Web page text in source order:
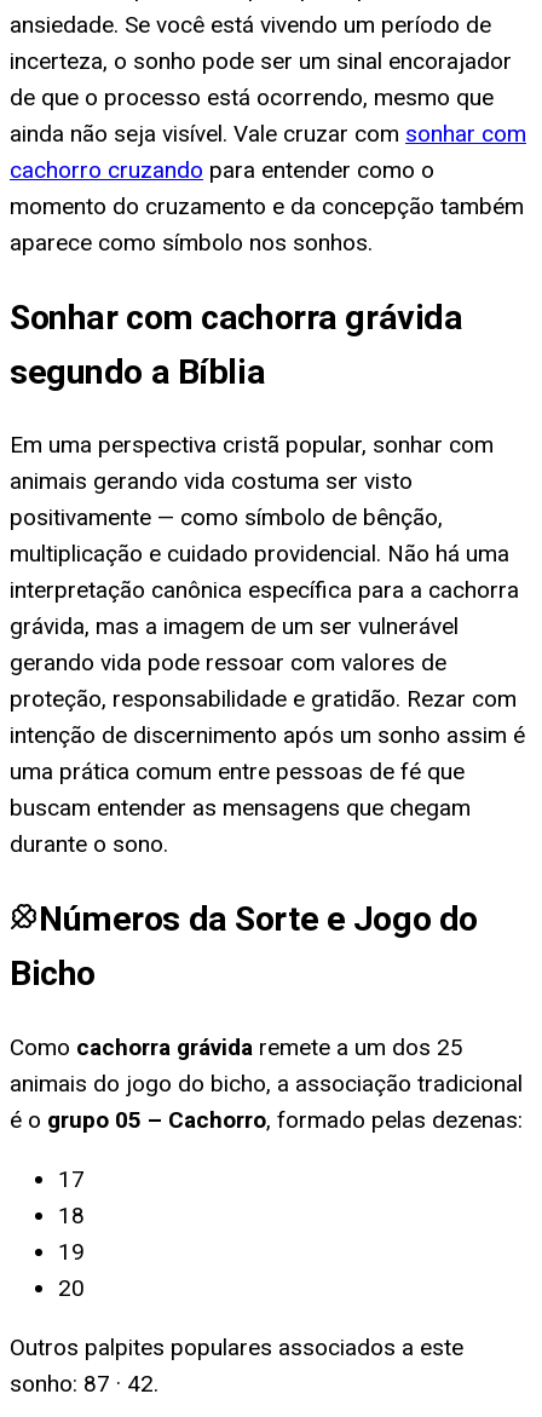
ansiedade. Se você está vivendo um período de
incerteza, o sonho pode ser um sinal encorajador
de que o processo está ocorrendo, mesmo que
ainda não seja visível. Vale cruzar com sonhar com
cachorro cruzando para entender como o
momento do cruzamento e da concepção também
aparece como símbolo nos sonhos.
Sonhar com cachorra grávida
segundo a Bíblia
Em uma perspectiva cristã popular, sonhar com
animais gerando vida costuma ser visto
positivamente — como símbolo de bênção,
multiplicação e cuidado providencial. Não há uma
interpretação canônica específica para a cachorra
grávida, mas a imagem de um ser vulnerável
gerando vida pode ressoar com valores de
proteção, responsabilidade e gratidão. Rezar com
intenção de discernimento após um sonho assim é
uma prática comum entre pessoas de fé que
buscam entender as mensagens que chegam
durante o sono.
Números da Sorte e Jogo do
Bicho
Como cachorra grávida remete a um dos 25
animais do jogo do bicho, a associação tradicional
é o grupo 05 – Cachorro, formado pelas dezenas:
17
18
19
20
Outros palpites populares associados a este
sonho: 87 · 42.